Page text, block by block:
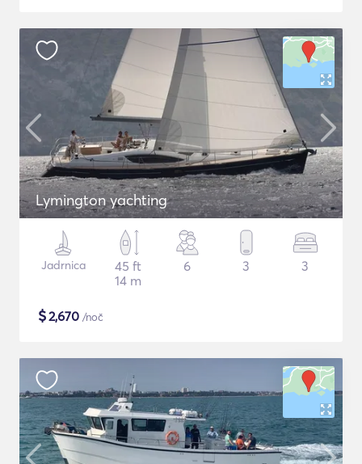
Lymington yachting
Jadrnica
45 ft
14 m
6 3 3
$2,670 /noč